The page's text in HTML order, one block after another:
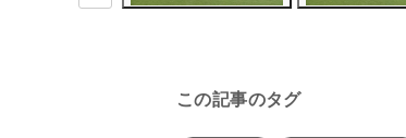
この記事のタグ